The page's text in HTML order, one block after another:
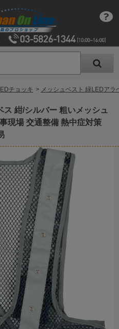
チョッキ > メッシュベスト 緑LEDア
紺/シルバー 粗いメッシュ
現場 交通整備 熱中症対策